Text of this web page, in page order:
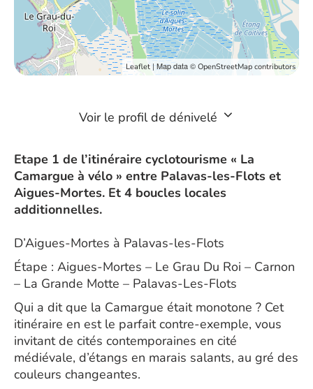
Leaflet | Map data © OpenStreetMap contributors
Voir le profil de dénivelé
Etape 1 de l’itinéraire cyclotourisme « La
Camargue à vélo » entre Palavas-les-Flots et
Aigues-Mortes. Et 4 boucles locales
additionnelles.
D’Aigues-Mortes à Palavas-les-Flots
Étape : Aigues-Mortes – Le Grau Du Roi – Carnon
– La Grande Motte – Palavas-Les-Flots
Qui a dit que la Camargue était monotone ? Cet
itinéraire en est le parfait contre-exemple, vous
invitant de cités contemporaines en cité
médiévale, d’étangs en marais salants, au gré des
couleurs changeantes.